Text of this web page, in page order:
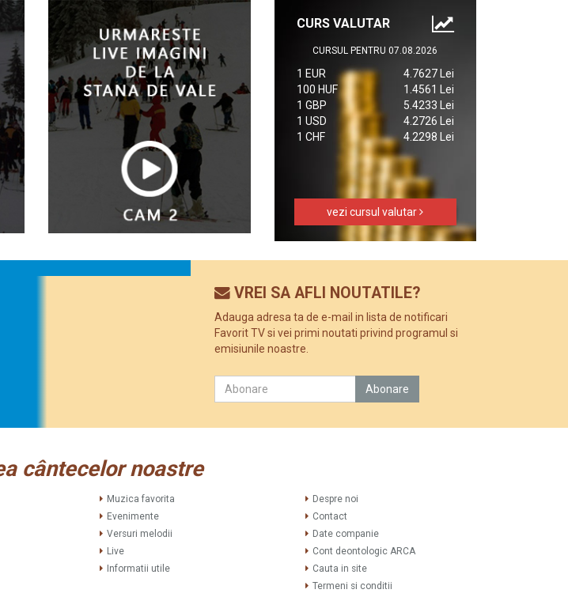
CURS VALUTAR
CURSUL PENTRU 07.08.2026
1 EUR
4.7627 Lei
100 HUF
1.4561 Lei
1 GBP
5.4233 Lei
1 USD
4.2726 Lei
1 CHF
4.2298 Lei
vezi cursul valutar
VREI SA AFLI NOUTATILE?
Adauga adresa ta de e-mail in lista de notificari
Favorit TV si vei primi noutati privind programul si
emisiunile noastre.
cântecelor noastre
Muzica favorita
Evenimente
Versuri melodii
Live
Informatii utile
Despre noi
Contact
Date companie
Cont deontologic ARCA
Cauta in site
Termeni si conditii